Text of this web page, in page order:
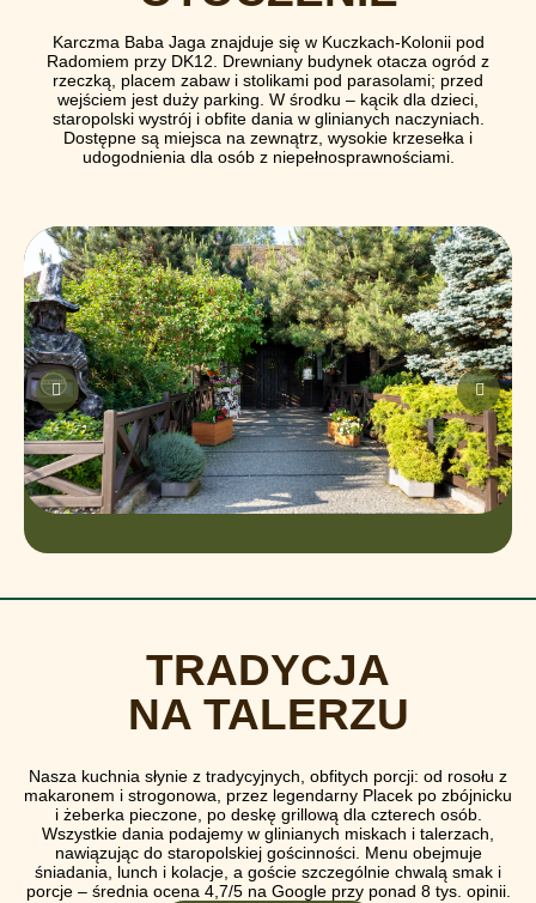
Karczma Baba Jaga znajduje się w Kuczkach-Kolonii pod
Radomiem przy DK12. Drewniany budynek otacza ogród z
rzeczką, placem zabaw i stolikami pod parasolami; przed
wejściem jest duży parking. W środku – kącik dla dzieci,
staropolski wystrój i obfite dania w glinianych naczyniach.
Dostępne są miejsca na zewnątrz, wysokie krzesełka i
udogodnienia dla osób z niepełnosprawnościami.
TRADYCJA
NA TALERZU
Nasza kuchnia słynie z tradycyjnych, obfitych porcji: od rosołu z
makaronem i strogonowa, przez legendarny Placek po zbójnicku
i żeberka pieczone, po deskę grillową dla czterech osób.
Wszystkie dania podajemy w glinianych miskach i talerzach,
nawiązując do staropolskiej gościnności. Menu obejmuje
śniadania, lunch i kolacje, a goście szczególnie chwalą smak i
porcje – średnia ocena 4,7/5 na Google przy ponad 8 tys. opinii.